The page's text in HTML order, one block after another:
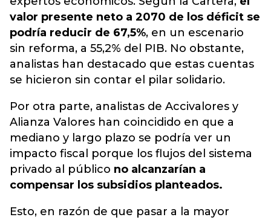
valor presente neto a 2070 de los déficit se
podría reducir de 67,5%, en un escenario
sin reforma, a 55,2% del PIB. No obstante,
analistas han destacado que estas cuentas
se hicieron sin contar el pilar solidario.
Por otra parte, analistas de Accivalores y
Alianza Valores han coincidido en que a
mediano y largo plazo se podría ver un
impacto fiscal porque los flujos del sistema
privado al público no alcanzarían a
compensar los subsidios planteados.
Esto, en razón de que pasar a la mayor